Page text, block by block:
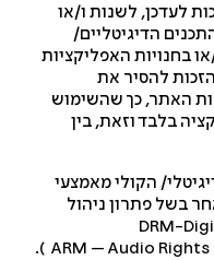
לשנות ו/או
האפליקציות
להסיר את
כך שהשימוש
וזאת, בין
הקולי מאמצעי
פתרון ניהול